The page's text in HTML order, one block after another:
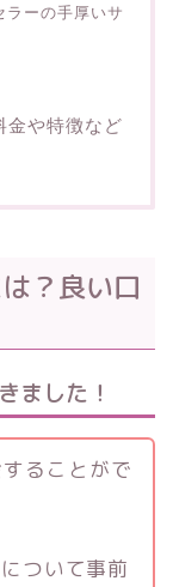
ラーの手厚いサ
金や特徴など
？良い口
ました！
ることがで
ついて事前